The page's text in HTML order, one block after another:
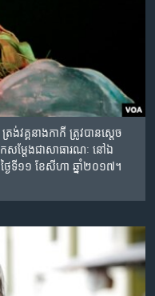
វគ្គ​​​នាង​កាកី​ ត្រូវបាន​ស្តេច​
ម្តែង​ជាសាធារណៈ​ នៅ​ឯ​
ងៃ​ទី១១​ ខែ​សីហា​ ឆ្នាំ​២០១៧។